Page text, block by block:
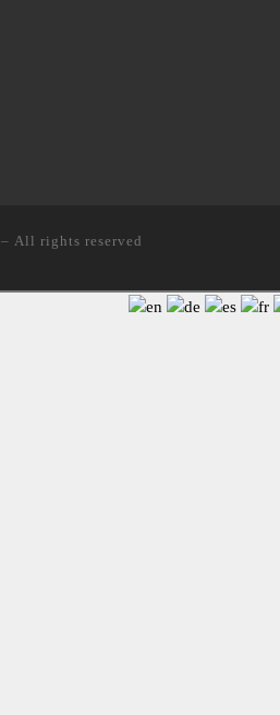
– All rights reserved